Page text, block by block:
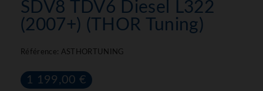
SDV8 TDV6 Diesel L322
(2007+) (THOR Tuning)
Référence: ASTHORTUNING
1 199,00 €